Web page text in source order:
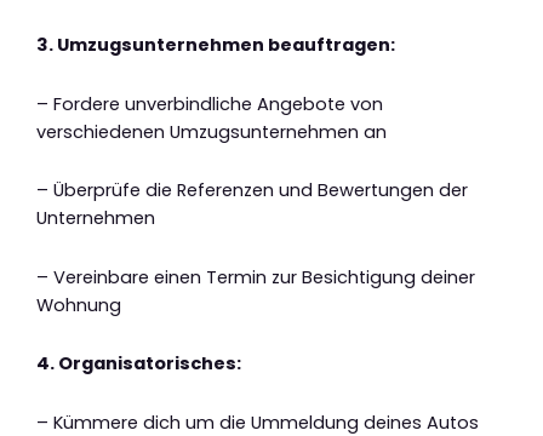
3. Umzugsunternehmen beauftragen:
– Fordere unverbindliche Angebote von
verschiedenen Umzugsunternehmen an
– Überprüfe die Referenzen und Bewertungen der
Unternehmen
– Vereinbare einen Termin zur Besichtigung deiner
Wohnung
4. Organisatorisches:
– Kümmere dich um die Ummeldung deines Autos